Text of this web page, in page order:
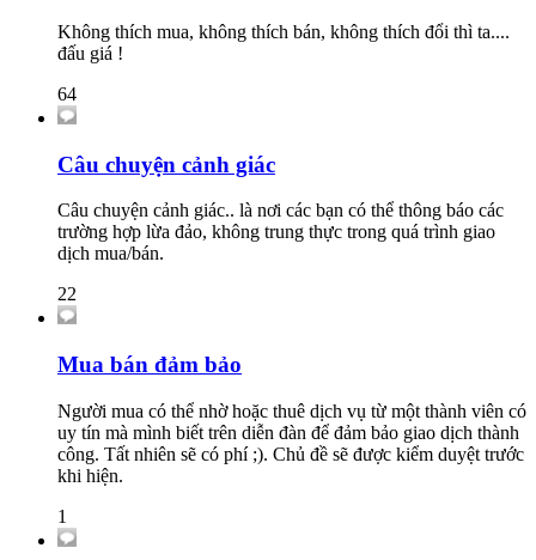
Không thích mua, không thích bán, không thích đổi thì ta....
đấu giá !
64
Câu chuyện cảnh giác
Câu chuyện cảnh giác.. là nơi các bạn có thể thông báo các
trường hợp lừa đảo, không trung thực trong quá trình giao
dịch mua/bán.
22
Mua bán đảm bảo
Người mua có thể nhờ hoặc thuê dịch vụ từ một thành viên có
uy tín mà mình biết trên diễn đàn để đảm bảo giao dịch thành
công. Tất nhiên sẽ có phí ;). Chủ đề sẽ được kiểm duyệt trước
khi hiện.
1